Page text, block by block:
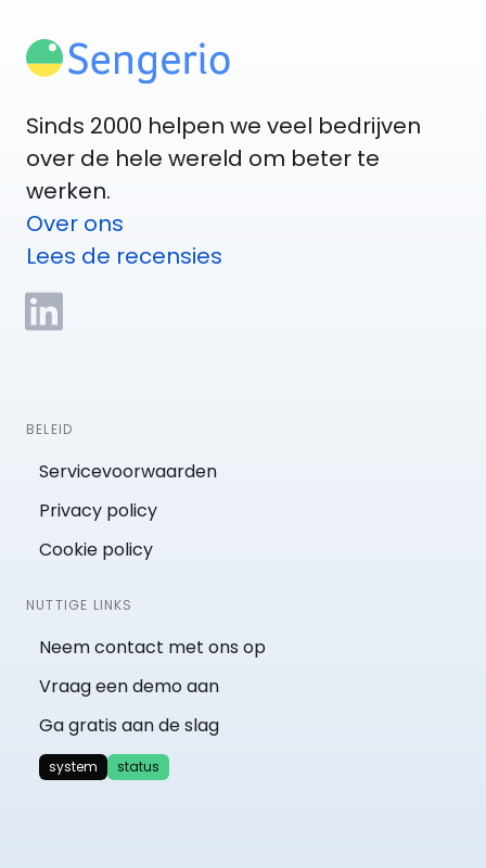
Sinds 2000 helpen we veel bedrijven
over de hele wereld om beter te
werken.
Over ons
Lees de recensies
BELEID
Servicevoorwaarden
Privacy policy
Cookie policy
NUTTIGE LINKS
Neem contact met ons op
Vraag een demo aan
Ga gratis aan de slag
system status